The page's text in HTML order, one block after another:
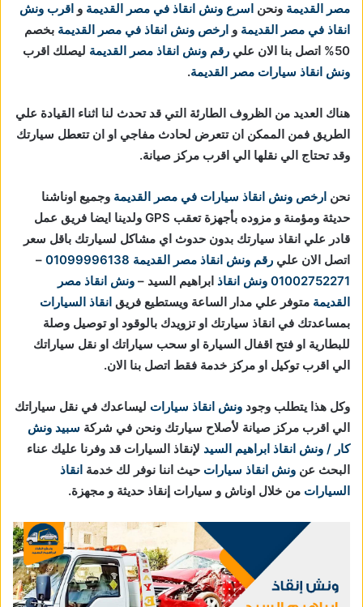
مصر القديمة ونحن اسرع ونش انقاذ في مصر القديمة و اقرب ونش
انقاذ في مصر القديمة و ارخص ونش انقاذ في مصر القديمة بخصم
50% اتصل بنا الان علي
رقم ونش انقاذ مصر القديمة ليصلك اقرب
ونش انقاذ سيارات مصر القديمة.
هناك العديد من الظروف الطارئة التي قد تحدث لنا اثناء القيادة علي
الطريق فمن الممكن ان تتعرض لحادث مفاجي او ان تتعطل سيارتك
وقد تحتاج الي نقلها الي اقرب مركز صيانة.
نحن ارخص ونش انقاذ سيارات في مصر القديمة وجميع اوناشنا
حديثة ومؤمنة و مزوده بأجهزة تعقب GPS ولدينا ايضا فريق عمل
قادر علي انقاذ سيارتك بدون حدوث اي مشاكل لسيارتك باقل سعر
اتصل الان علي رقم ونش انقاذ مصر القديمة 01099996138
–
01002752271 ونش انقاذ ابراهيم السيد – ونش انقاذ مصر
القديمة متوفر علي مدار الساعة ويستطيع فريق انقاذ السيارات
بمساعدتك في انقاذ سيارتك او تزويدك بالوقود او توصيل وصلة
للبطارية او فتح اقفال السيارة او سحب سياراتك او نقل سياراتك
الي اقرب توكيل او مركز خدمة فقط اتصل بنا الان.
وكل هذا يتطلب وجود ونش انقاذ سيارات ليساعدك في نقل سياراتك
الي اقرب مركز صيانة لأصلاح سيارتك ونحن في شركة سبيد ونش
كار / ونش انقاذ ابراهيم السيد لإنقاذ السيارات قد وفرنا عليك عناء
البحث عن ونش انقاذ سيارات حيث اننا نوفر لك خدمة انقاذ
السيارات من خلال اوناش و سيارات إنقاذ حديثة و مجهزة.